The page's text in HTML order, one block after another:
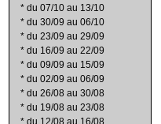
* du 07/10 au 13/10
* du 30/09 au 06/10
* du 23/09 au 29/09
* du 16/09 au 22/09
* du 09/09 au 15/09
* du 02/09 au 06/09
* du 26/08 au 30/08
* du 19/08 au 23/08
* du 12/08 au 16/08